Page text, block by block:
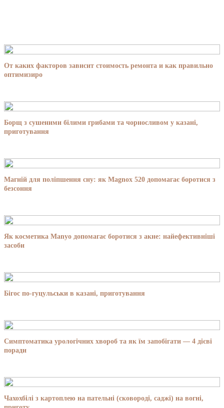
От каких факторов зависит стоимость ремонта и как правильно
оптимизиро
Борщ з сушеними білими грибами та чорносливом у казані,
приготування
Магній для поліпшення сну: як Magnox 520 допомагає боротися з
безсоння
Як косметика Manyo допомагає боротися з акне: найефективніші
засоби
Бігос по-гуцульськи в казані, приготування
Симптоматика урологічних хвороб та як їм запобігати — 4 дієві
поради
Чахохбілі з картоплею на пательні (сковороді, саджі) на вогні,